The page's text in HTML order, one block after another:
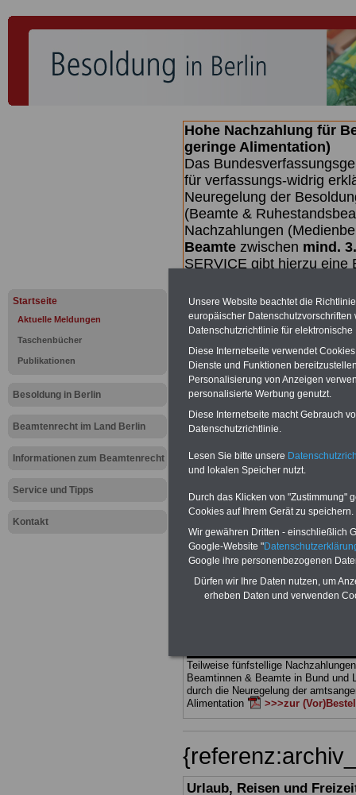
Startseite
Aktuelle Meldungen
Taschenbücher
Publikationen
Besoldung in Berlin
Beamtenrecht im Land Berlin
Informationen zum Beamtenrecht
Service und Tipps
Kontakt
Hohe Nachzahlung für
geringe Alimentation)
Das
für verfassungs-widrig
Neuregelung der
(Beamte &
Nachzahlungen
Beamte zwischen mind.
SERVICE gibt hierzu eine
wird (wahrscheinlich im
Broschüre.
Meldung
Rechte
Beamten
BEHÖRDEN-ABOmit drei
und Beamte, Beamten-
(Bund/Länder) sowie Beihilferecht in
Ländern. Alle drei Ratgeber sind
Sachverhalte verständlich (auch für
terinnen und Mitarbeiter des
Teilweise fünfstellige
Beamtinnen & Beamte in Bund und
durch die Neuregelung der
Alimentation
>>>zur
Urlaub, Reisen und
Unsere Website beachtet die
europäischer
Datenschutzrichtlinie für
Diese Internetseite verwendet
Dienste und Funktionen
Personalisierung von Anzeigen
personalisierte Werbung genutzt.
Diese Internetseite macht Gebrauch
Datenschutzrichtlinie.
Lesen Sie bitte unsere
und lokalen Speicher nutzt.
Durch das Klicken von "Zustimmung"
Cookies auf Ihrem Gerät zu speichern.
Wir gewähren Dritten - einschließlich
Google-Website "
Google ihre personenbezogenen
Dürfen wir Ihre Daten nutzen, um
erheben Daten und verwenden